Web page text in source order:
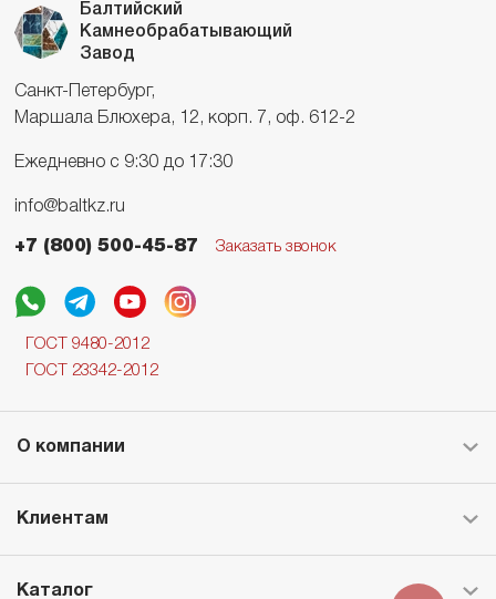
Балтийский
Камнеобрабатывающий
Завод
Санкт-Петербург,
Маршала Блюхера, 12, корп. 7, оф. 612-2
Ежедневно с 9:30 до 17:30
info@baltkz.ru
+7 (800) 500-45-87 Заказать звонок
ГОСТ 9480-2012
ГОСТ 23342-2012
О компании
Клиентам
Каталог